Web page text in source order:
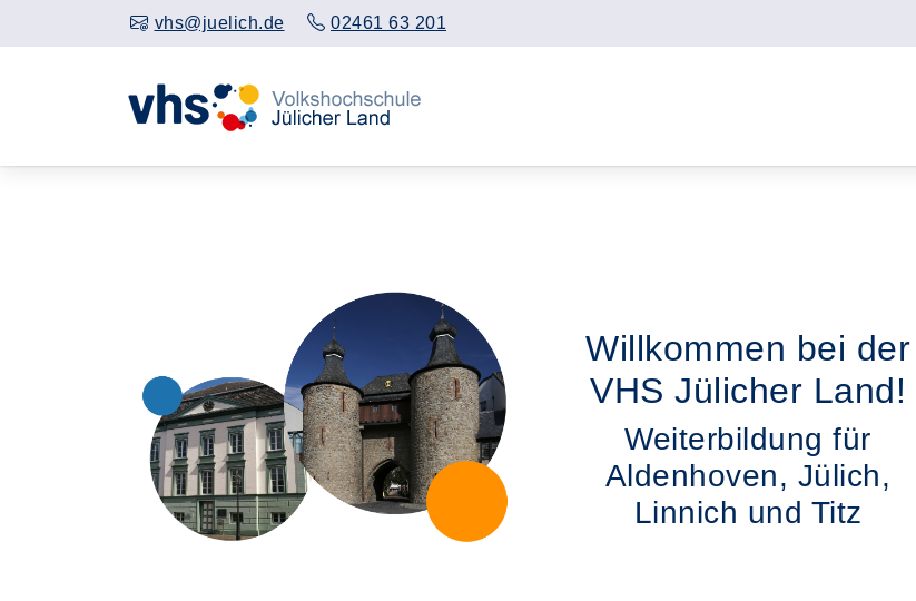
vhs@juelich.de 02461 63 201
Willkommen bei der
VHS Jülicher Land!
Weiterbildung für
Aldenhoven, Jülich,
Linnich und Titz